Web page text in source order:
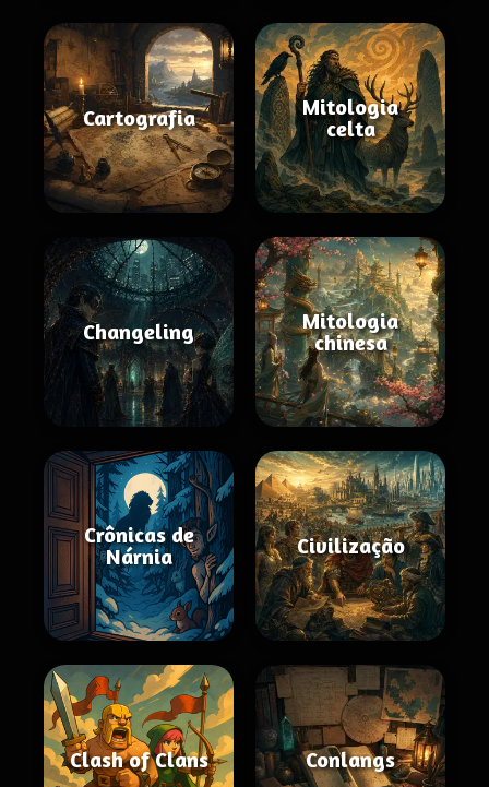
Cartografia
Mitologia
celta
Changeling
Mitologia
chinesa
Crônicas de
Nárnia
Civilização
Clash of Clans Conlangs